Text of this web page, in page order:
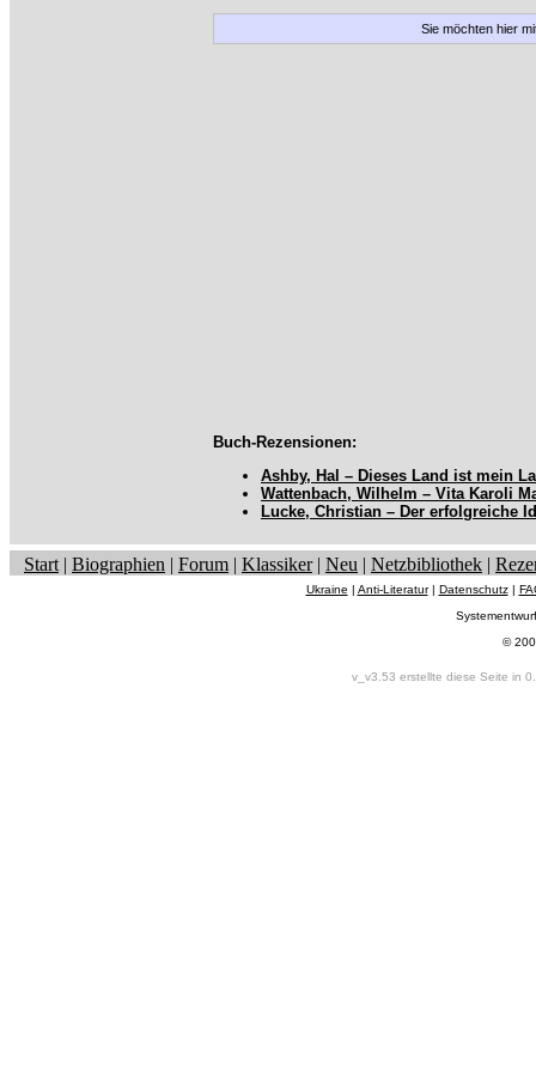
Sie möchten hier
Buch-Rezensionen:
Ashby, Hal – Dieses Land ist mein
Wattenbach, Wilhelm – Vita Karoli
Lucke, Christian – Der erfolgreiche
Start | Biographien | Forum | Klassiker| Neu | Netzbibliothek |
Ukraine | Anti-Literatur| Datenschutz|
©
v_v3.53 erstellte diese Seite in